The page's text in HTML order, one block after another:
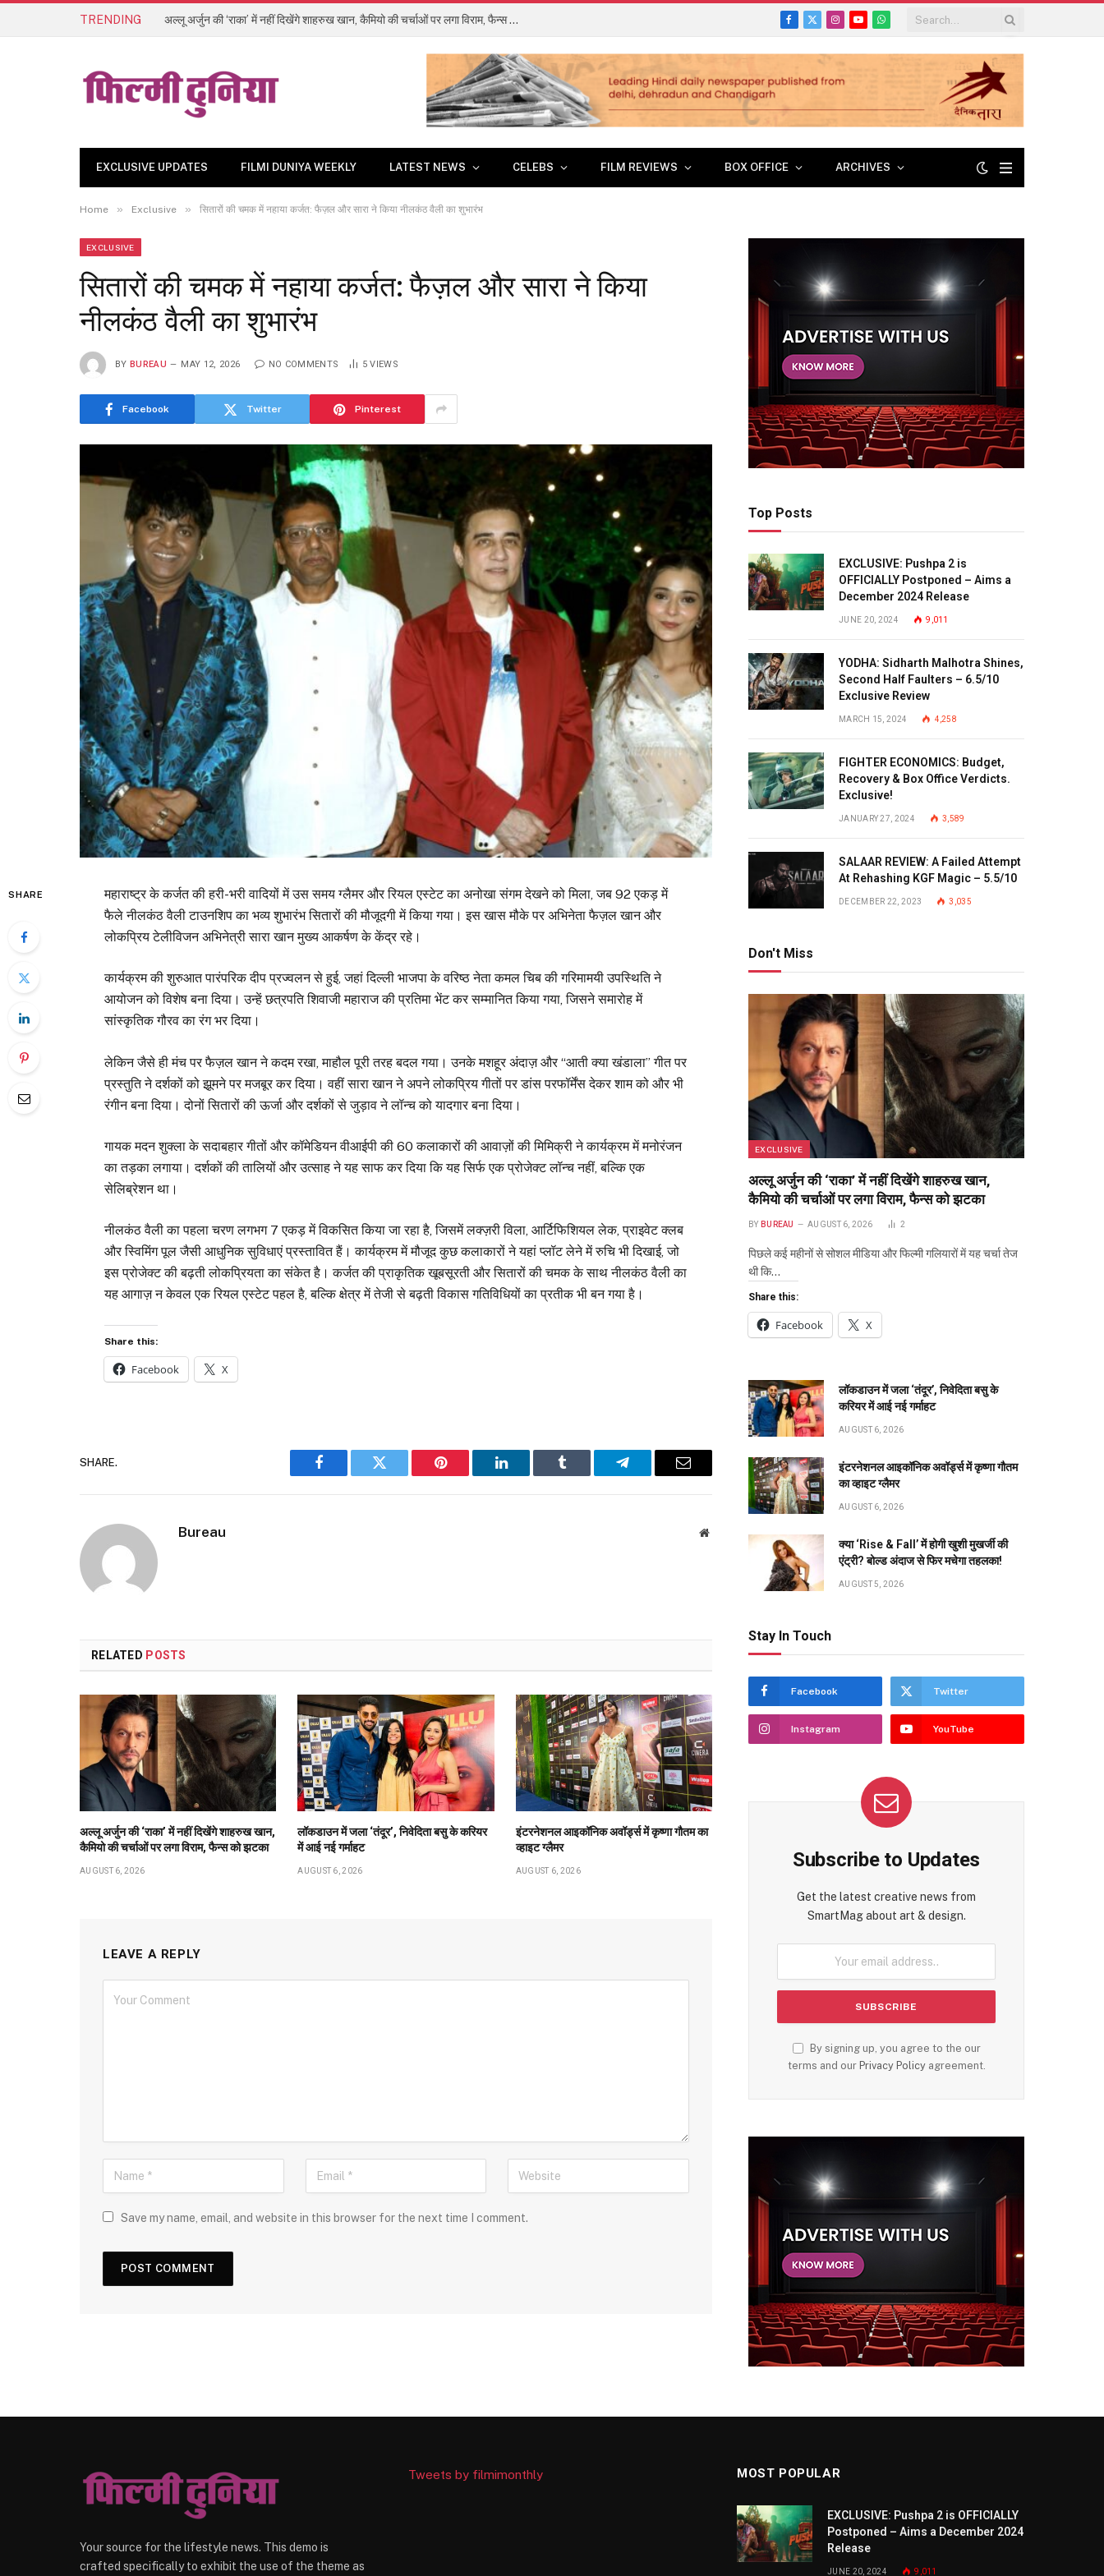
TRENDING अल्लू अर्जुन की ‘राका’ में नहीं दिखेंगे शाहरुख खान, कैमियो की चर्चाओं पर लगा विराम, फैन्स को झटका
Facebook
X
Instagram
YouTubeWhatsApp
EXCLUSIVE UPDATES FILMI DUNIYA WEEKLY LATEST NEWS CELEBS FILM REVIEWS BOX OFFICE ARCHIVES
Home » Exclusive » सितारों की चमक में नहाया कर्जत: फैज़ल और सारा ने किया नीलकंठ वैली का शुभारंभ
EXCLUSIVE
सितारों की चमक में नहाया कर्जत: फैज़ल और सारा ने किया
नीलकंठ वैली का शुभारंभ
BY BUREAU MAY 12, 2026 NO COMMENTS 5VIEWS
Facebook Twitter Pinterest
SHARE
महाराष्ट्र के कर्जत की हरी-भरी वादियों में उस समय ग्लैमर और रियल एस्टेट का अनोखा संगम देखने को मिला, जब 92 एकड़ में
फैले नीलकंठ वैली टाउनशिप का भव्य शुभारंभ सितारों की मौजूदगी में किया गया। इस खास मौके पर अभिनेता फैज़ल खान और
लोकप्रिय टेलीविजन अभिनेत्री सारा खान मुख्य आकर्षण के केंद्र रहे।
कार्यक्रम की शुरुआत पारंपरिक दीप प्रज्वलन से हुई, जहां दिल्ली भाजपा के वरिष्ठ नेता कमल चिब की गरिमामयी उपस्थिति ने
आयोजन को विशेष बना दिया। उन्हें छत्रपति शिवाजी महाराज की प्रतिमा भेंट कर सम्मानित किया गया, जिसने समारोह में
सांस्कृतिक गौरव का रंग भर दिया।
लेकिन जैसे ही मंच पर फैज़ल खान ने कदम रखा, माहौल पूरी तरह बदल गया। उनके मशहूर अंदाज़ और “आती क्या खंडाला” गीत पर
प्रस्तुति ने दर्शकों को झूमने पर मजबूर कर दिया। वहीं सारा खान ने अपने लोकप्रिय गीतों पर डांस परफॉर्मेंस देकर शाम को और भी
रंगीन बना दिया। दोनों सितारों की ऊर्जा और दर्शकों से जुड़ाव ने लॉन्च को यादगार बना दिया।
गायक मदन शुक्ला के सदाबहार गीतों और कॉमेडियन वीआईपी की 60 कलाकारों की आवाज़ों की मिमिक्री ने कार्यक्रम में मनोरंजन
का तड़का लगाया। दर्शकों की तालियों और उत्साह ने यह साफ कर दिया कि यह सिर्फ एक प्रोजेक्ट लॉन्च नहीं, बल्कि एक
सेलिब्रेशन था।
नीलकंठ वैली का पहला चरण लगभग 7 एकड़ में विकसित किया जा रहा है, जिसमें लक्ज़री विला, आर्टिफिशियल लेक, प्राइवेट क्लब
और स्विमिंग पूल जैसी आधुनिक सुविधाएं प्रस्तावित हैं। कार्यक्रम में मौजूद कुछ कलाकारों ने यहां प्लॉट लेने में रुचि भी दिखाई, जो
इस प्रोजेक्ट की बढ़ती लोकप्रियता का संकेत है। कर्जत की प्राकृतिक खूबसूरती और सितारों की चमक के साथ नीलकंठ वैली का
यह आगाज़ न केवल एक रियल एस्टेट पहल है, बल्कि क्षेत्र में तेजी से बढ़ती विकास गतिविधियों का प्रतीक भी बन गया है।
Share this:
Facebook X
SHARE.
Facebook Twitter Pinterest LinkedIn Tumblr Telegram Email
Bureau Website
RELATED POSTS
अल्लू अर्जुन की ‘राका’ में नहीं दिखेंगे शाहरुख खान,
कैमियो की चर्चाओं पर लगा विराम, फैन्स को झटका
AUGUST 6, 2026
लॉकडाउन में जला ‘तंदूर’, निवेदिता बसु के करियर
में आई नई गर्माहट
AUGUST 6, 2026
इंटरनेशनल आइकॉनिक अवॉर्ड्स में कृष्णा गौतम का
व्हाइट ग्लैमर
AUGUST 6, 2026
LEAVE A REPLY
Save my name, email, and website in this browser for the next time I comment.
Top Posts
EXCLUSIVE: Pushpa 2 is
OFFICIALLY Postponed – Aims a
December 2024 Release
JUNE 20, 2024 9,011
YODHA: Sidharth Malhotra Shines,
Second Half Faulters – 6.5/10
Exclusive Review
MARCH 15, 2024 4,258
FIGHTER ECONOMICS: Budget,
Recovery & Box Office Verdicts.
Exclusive!
JANUARY 27, 2024 3,589
SALAAR REVIEW: A Failed Attempt
At Rehashing KGF Magic – 5.5/10
DECEMBER 22, 2023 3,035
Don't Miss
EXCLUSIVE
अल्लू अर्जुन की ‘राका’ में नहीं दिखेंगे शाहरुख खान,
कैमियो की चर्चाओं पर लगा विराम, फैन्स को झटका
BY BUREAU AUGUST 6, 2026 2
पिछले कई महीनों से सोशल मीडिया और फिल्मी गलियारों में यह चर्चा तेज
थी कि…
Share this:
Facebook X
लॉकडाउन में जला ‘तंदूर’, निवेदिता बसु के
करियर में आई नई गर्माहट
AUGUST 6, 2026
इंटरनेशनल आइकॉनिक अवॉर्ड्स में कृष्णा गौतम
का व्हाइट ग्लैमर
AUGUST 6, 2026
क्या ‘Rise & Fall’ में होगी खुशी मुखर्जी की
एंट्री? बोल्ड अंदाज से फिर मचेगा तहलका!
AUGUST 5, 2026
Stay In Touch
Facebook Twitter
Instagram YouTube
Subscribe to Updates
Get the latest creative news from
SmartMag about art & design.
By signing up, you agree to the our
terms and our Privacy Policyagreement.
Your source for the lifestyle news. This demo is
crafted specifically to exhibit the use of the theme as
Tweets by filmimonthly MOST POPULAR
EXCLUSIVE: Pushpa 2 is OFFICIALLY
Postponed – Aims a December 2024
Release
JUNE 20, 2024 9,011